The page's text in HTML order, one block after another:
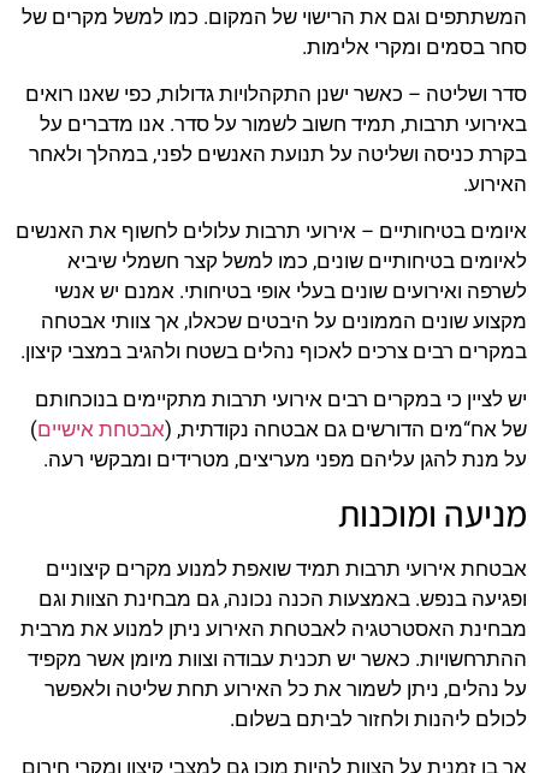
המשתתפים וגם את הרישוי של המקום. כמו למשל מקרים של
סחר בסמים ומקרי אלימות.
סדר ושליטה – כאשר ישנן התקהלויות גדולות, כפי שאנו רואים
באירועי תרבות, תמיד חשוב לשמור על סדר. אנו מדברים על
בקרת כניסה ושליטה על תנועת האנשים לפני, במהלך ולאחר
האירוע.
איומים בטיחותיים – אירועי תרבות עלולים לחשוף את האנשים
לאיומים בטיחותיים שונים, כמו למשל קצר חשמלי שיביא
לשרפה ואירועים שונים בעלי אופי בטיחותי. אמנם יש אנשי
מקצוע שונים הממונים על היבטים שכאלו, אך צוותי אבטחה
במקרים רבים צרכים לאכוף נהלים בשטח ולהגיב במצבי קיצון.
יש לציין כי במקרים רבים אירועי תרבות מתקיימים בנוכחותם
של אח“מים הדורשים גם אבטחה נקודתית, (אבטחת אישיים)
על מנת להגן עליהם מפני מעריצים, מטרידים ומבקשי רעה.
מניעה ומוכנות
אבטחת אירועי תרבות תמיד שואפת למנוע מקרים קיצוניים
ופגיעה בנפש. באמצעות הכנה נכונה, גם מבחינת הצוות וגם
מבחינת האסטרטגיה לאבטחת האירוע ניתן למנוע את מרבית
ההתרחשויות. כאשר יש תכנית עבודה וצוות מיומן אשר מקפיד
על נהלים, ניתן לשמור את כל האירוע תחת שליטה ולאפשר
לכולם ליהנות ולחזור לביתם בשלום.
אך בו זמנית על הצוות להיות מוכן גם למצבי קיצון ומקרי חירום